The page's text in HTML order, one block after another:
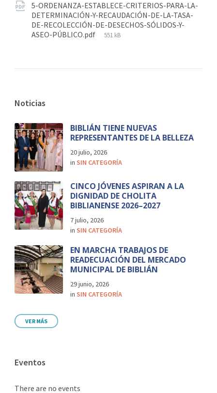
5-ORDENANZA-ESTABLECE-CRITERIOS-PARA-LA-
DETERMINACIÓN-Y-RECAUDACIÓN-DE-LA-TASA-
DE-RECOLECCIÓN-DE-DESECHOS-SÓLIDOS-Y-
ASEO-PÚBLICO.pdf
551 kB
Noticias
BIBLIÁN TIENE NUEVAS
REPRESENTANTES DE LA BELLEZA
20 julio, 2026
in SIN CATEGORÍA
CINCO JÓVENES ASPIRAN A LA
DIGNIDAD DE CHOLITA
BIBLIANENSE 2026–2027
7 julio, 2026
in SIN CATEGORÍA
EN MARCHA TRABAJOS DE
READECUACIÓN DEL MERCADO
MUNICIPAL DE BIBLIÁN
29 junio, 2026
in SIN CATEGORÍA
VER MÁS
Eventos
There are no events